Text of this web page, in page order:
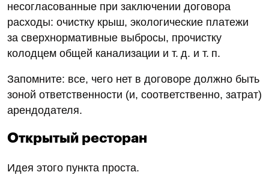
несогласованные при заключении договора
расходы: очистку крыш, экологические платежи
за сверхнормативные выбросы, прочистку
колодцем общей канализации и т. д. и т. п.
Запомните: все, чего нет в договоре должно быть
зоной ответственности (и, соответственно, затрат)
арендодателя.
Открытый ресторан
Идея этого пункта проста.